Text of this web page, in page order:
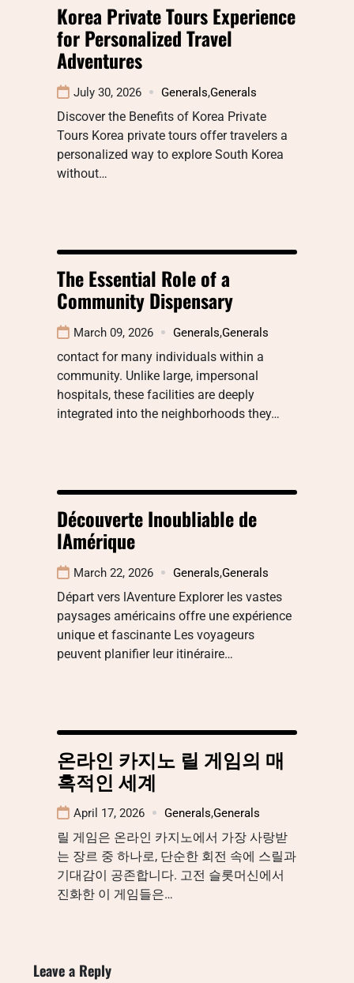
Korea Private Tours Experience
for Personalized Travel
Adventures
July 30, 2026 Generals,Generals
Discover the Benefits of Korea Private
Tours Korea private tours offer travelers a
personalized way to explore South Korea
without…
The Essential Role of a
Community Dispensary
March 09, 2026 Generals,Generals
contact for many individuals within a
community. Unlike large, impersonal
hospitals, these facilities are deeply
integrated into the neighborhoods they…
Découverte Inoubliable de
lAmérique
March 22, 2026 Generals,Generals
Départ vers lAventure Explorer les vastes
paysages américains offre une expérience
unique et fascinante Les voyageurs
peuvent planifier leur itinéraire…
온라인 카지노 릴 게임의 매
혹적인 세계
April 17, 2026 Generals,Generals
릴 게임은 온라인 카지노에서 가장 사랑받
는 장르 중 하나로, 단순한 회전 속에 스릴과
기대감이 공존합니다. 고전 슬롯머신에서
진화한 이 게임들은…
Leave a Reply